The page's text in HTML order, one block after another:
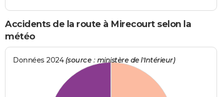
Accidents de la route à Mirecourt selon la
météo
Données 2024 (source : ministère de l'Intérieur)